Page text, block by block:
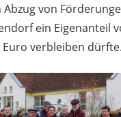
Abzug von
ein Eigenanteil
Euro verbleiben dürfte.